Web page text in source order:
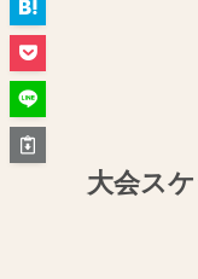
大会ス